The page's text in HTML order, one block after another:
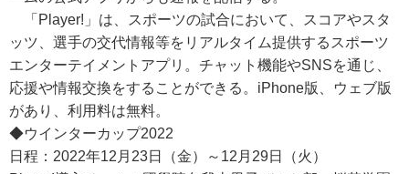
「Player!」は、スポーツの試合において、スコアやスタ
ッツ、選手の交代情報等をリアルタイム提供するスポーツ
エンターテイメントアプリ。チャット機能やSNSを通じ、
応援や情報交換をすることができる。iPhone版、ウェブ版
があり、利用料は無料。
◆ウインターカップ2022
日程：2022年12月23日（金）～12月29日（火）